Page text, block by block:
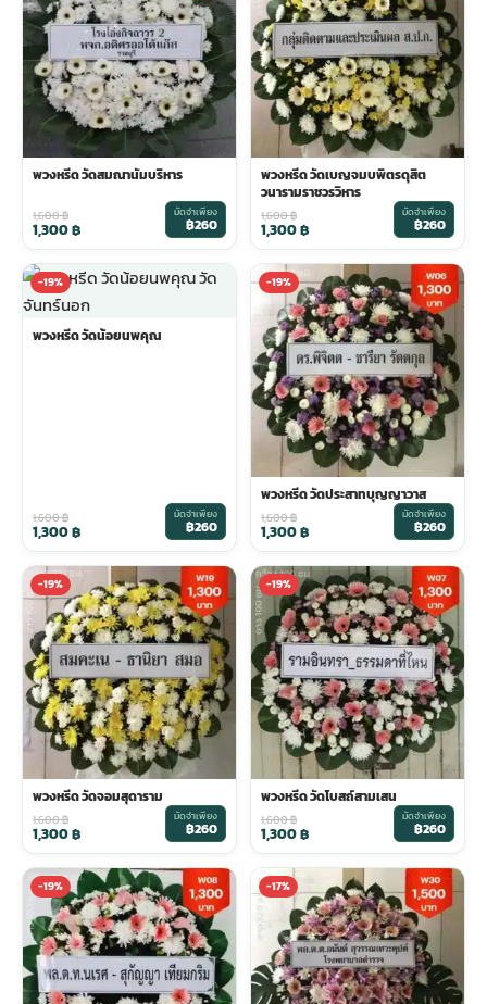
พวงหรีด วัดสมณานัมบริหาร
1,600฿
1,300฿
มัดจำเพียง
฿260
พวงหรีด วัดเบญจมบพิตรดุสิต
วนารามราชวรวิหาร
1,600฿
1,300฿
มัดจำเพียง
฿260
-19%
พวงหรีด วัดน้อยนพคุณ
1,600฿
1,300฿
มัดจำเพียง
฿260
-19%
พวงหรีด วัดประสาทบุญญาวาส
1,600฿
1,300฿
มัดจำเพียง
฿260
-19%
พวงหรีด วัดจอมสุดาราม
1,600฿
1,300฿
มัดจำเพียง
฿260
-19%
พวงหรีด วัดโบสถ์สามเสน
1,600฿
1,300฿
มัดจำเพียง
฿260
-19% -17%